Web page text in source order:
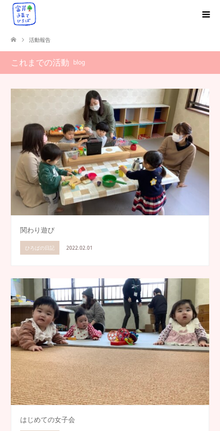
活動報告
これまでの活動 blog
関わり遊び
ひろばの日記 2022.02.01
はじめての女子会